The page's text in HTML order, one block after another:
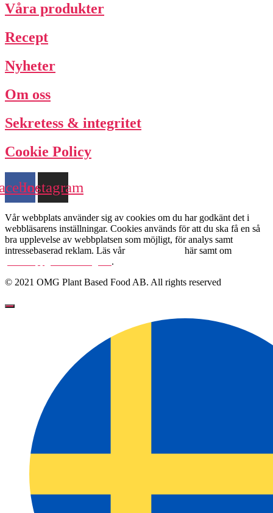
Våra produkter
Recept
Nyheter
Om oss
Sekretess & integritet
Cookie Policy
Instagram
Vår webbplats använder sig av cookies om du har godkänt det i
webbläsarens inställningar. Cookies används för att du ska få en så
bra upplevelse av webbplatsen som möjligt, för analys samt
intressebaserad reklam. Läs vår
här samt om
.
© 2021 OMG Plant Based Food AB. All rights reserved